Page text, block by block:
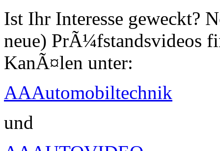
Ist Ihr Interesse geweckt?
neue) PrÃ¼fstandsvideos
KanÃ¤len unter:
AAAutomobiltechnik
und